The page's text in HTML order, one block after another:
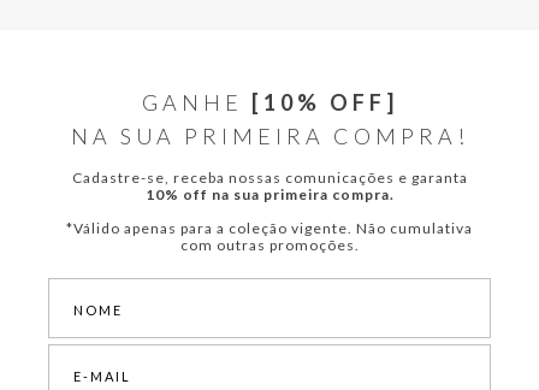
GANHE
[10% OFF]
NA SUA PRIMEIRA COMPRA!
Cadastre-se, receba nossas comunicações e garanta
10% off na sua primeira compra.
*Válido apenas para a coleção vigente. Não cumulativa
com outras promoções.